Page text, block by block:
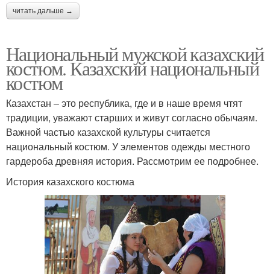
читать дальше →
Национальный мужской казахский
костюм. Казахский национальный
костюм
Казахстан – это республика, где и в наше время чтят
традиции, уважают старших и живут согласно обычаям.
Важной частью казахской культуры считается
национальный костюм. У элементов одежды местного
гардероба древняя история. Рассмотрим ее подробнее.
История казахского костюма